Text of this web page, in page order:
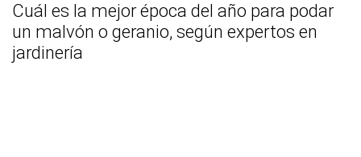
Cuál es la mejor época del año para podar
un malvón o geranio, según expertos en
jardinería